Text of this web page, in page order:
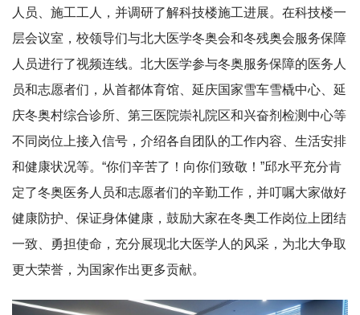
人员、施工工人，并调研了解科技楼施工进展。在科技楼一
层会议室，校领导们与北大医学冬奥会和冬残奥会服务保障
人员进行了视频连线。北大医学参与冬奥服务保障的医务人
员和志愿者们，从首都体育馆、延庆国家雪车雪橇中心、延
庆冬奥村综合诊所、第三医院崇礼院区和兴奋剂检测中心等
不同岗位上接入信号，介绍各自团队的工作内容、生活安排
和健康状况等。“你们辛苦了！向你们致敬！”邱水平充分肯
定了冬奥医务人员和志愿者们的辛勤工作，并叮嘱大家做好
健康防护、保证身体健康，鼓励大家在冬奥工作岗位上团结
一致、勇担使命，充分展现北大医学人的风采，为北大争取
更大荣誉，为国家作出更多贡献。